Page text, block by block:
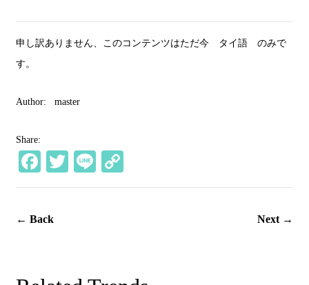
申し訳ありません、このコンテンツはただ今 タイ語 のみで
す。
Author: master
Share:
Fa
ce
ok
T
wi
Li
ne op
← Back Next →